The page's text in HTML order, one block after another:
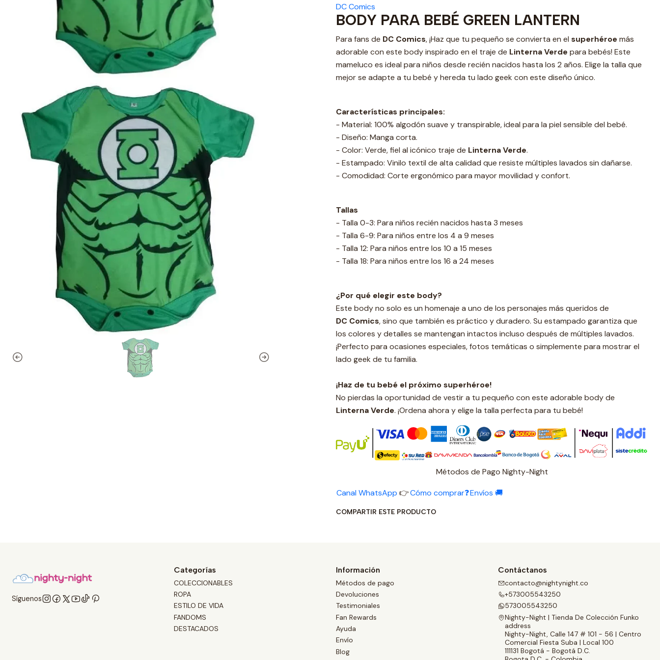
DC Comics
BODY PARA BEBÉ GREEN LANTERN
Para fans de DC Comics, ¡Haz que tu pequeño se convierta en el superhéroe más
adorable con este body inspirado en el traje de Linterna Verde para bebés! Este
mameluco es ideal para niños desde recién nacidos hasta los 2 años. Elige la talla que
mejor se adapte a tu bebé y hereda tu lado geek con este diseño único.
Características principales:
- Material: 100% algodón suave y transpirable, ideal para la piel sensible del bebé.
- Diseño: Manga corta.
- Color: Verde, fiel al icónico traje de Linterna Verde.
- Estampado: Vinilo textil de alta calidad que resiste múltiples lavados sin dañarse.
- Comodidad: Corte ergonómico para mayor movilidad y confort.
Tallas
- Talla 0-3: Para niños recién nacidos hasta 3 meses
- Talla 6-9: Para niños entre los 4 a 9 meses
- Talla 12: Para niños entre los 10 a 15 meses
- Talla 18: Para niños entre los 16 a 24 meses
¿Por qué elegir este body?
Este body no solo es un homenaje a uno de los personajes más queridos de
DC Comics, sino que también es práctico y duradero. Su estampado garantiza que
los colores y detalles se mantengan intactos incluso después de múltiples lavados.
¡Perfecto para ocasiones especiales, fotos temáticas o simplemente para mostrar el
lado geek de tu familia.
¡Haz de tu bebé el próximo superhéroe!
No pierdas la oportunidad de vestir a tu pequeño con este adorable body de
Linterna Verde. ¡Ordena ahora y elige la talla perfecta para tu bebé!
Métodos de Pago Nighty-Night
Canal WhatsApp 👉Cómo comprar❓Envíos 🚚
COMPARTIR ESTE PRODUCTO
Síguenos
Categorías
COLECCIONABLES
ROPA
ESTILO DE VIDA
FANDOMS
DESTACADOS
Información
Métodos de pago
Devoluciones
Testimoniales
Fan Rewards
Ayuda
Envío
Blog
Contáctanos
contacto@nightynight.co
+573005543250
573005543250
Nighty-Night | Tienda De Colección Funko
address
Nighty-Night, Calle 147 # 101 - 56 | Centro
Comercial Fiesta Suba | Local 100
111131 Bogotá - Bogotá D.C.